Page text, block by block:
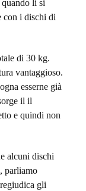
li si
con i dischi di
di 30 kg.
vantaggioso.
esserne già
il il
e quindi non
alcuni dischi
parliamo
gli